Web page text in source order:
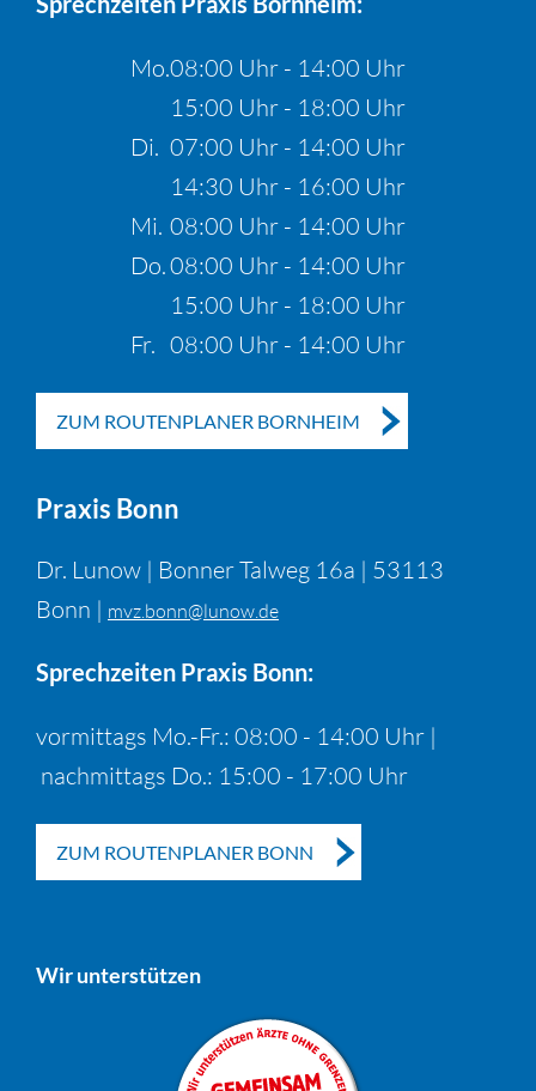
Mo.08:00 Uhr - 14:00 Uhr
15:00 Uhr - 18:00 Uhr
Di. 07:00 Uhr - 14:00 Uhr
14:30 Uhr - 16:00 Uhr
Mi. 08:00 Uhr - 14:00 Uhr
Do.08:00 Uhr - 14:00 Uhr
15:00 Uhr - 18:00 Uhr
Fr. 08:00 Uhr - 14:00 Uhr
ZUM ROUTENPLANER BORNHEIM
Praxis Bonn
Dr. Lunow | Bonner Talweg 16a | 53113
Bonn | mvz.bonn@lunow.de
Sprechzeiten Praxis Bonn:
vormittags Mo.-Fr.: 08:00 - 14:00 Uhr |
nachmittags Do.: 15:00 - 17:00 Uhr
ZUM ROUTENPLANER BONN
Wir unterstützen